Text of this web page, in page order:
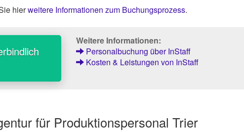
hierweitere Informationen zum Buchungsprozess.
Weitere Informationen:
Personalbuchung über InStaff
Kosten & Leistungen von InStaff
für Produktionspersonal Trier